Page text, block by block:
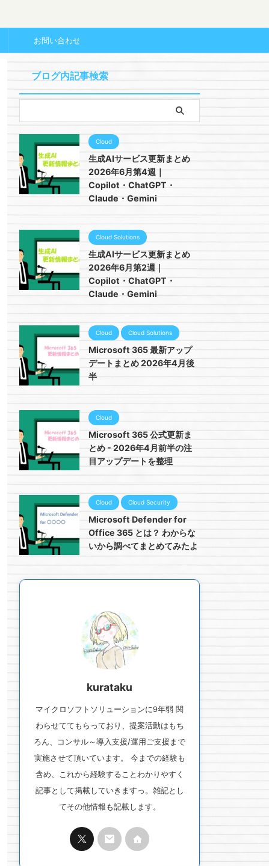
お問い合わせ
ブログ内記事検索
Cloud
生成AIサービス更新まとめ
2026年6月第4週｜
Copilot・ChatGPT・
Claude・Gemini
Cloud Solutions
生成AIサービス更新まとめ
2026年6月第2週｜
Copilot・ChatGPT・
Claude・Gemini
Cloud Cloud Solutions
Microsoft 365 最新アップ
デートまとめ 2026年4月後
半
Cloud
Microsoft 365 公式更新ま
とめ - 2026年4月前半の注
目アップデートを整理
Cloud Cloud Security
Microsoft Defender for
Office 365 とは？ わからな
いから調べてまとめてみたよ
kurataku
マイクロソフトソリューションに9年弱 関
わらせててもらっており、提案活動はもち
ろん、コンサル～導入支援/運用ご支援まで
実施させて頂いています。 今までの経験も
含め、これから経験することわかりやすく
記事として掲載していきますっ。雑記とし
てその他情報も記載します。